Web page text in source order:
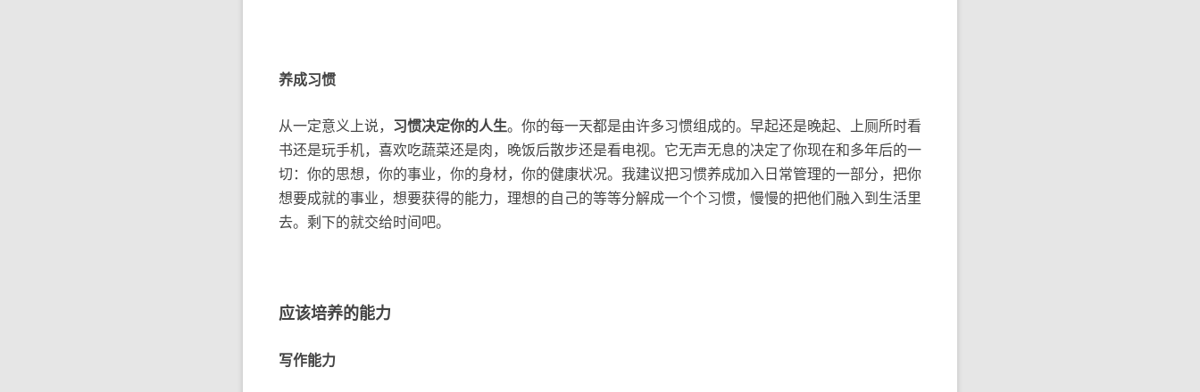
养成习惯
从一定意义上说， 习惯决定你的人生。你的每一天都是由许多习惯组成的。早起还是晚起、上厕所时看
书还是玩手机，喜欢吃蔬菜还是肉，晚饭后散步还是看电视。它无声无息的决定了你现在和多年后的一
切：你的思想，你的事业，你的身材，你的健康状况。我建议把习惯养成加入日常管理的一部分，把你
想要成就的事业，想要获得的能力，理想的自己的等等分解成一个个习惯，慢慢的把他们融入到生活里
去。剩下的就交给时间吧。
应该培养的能力
写作能力